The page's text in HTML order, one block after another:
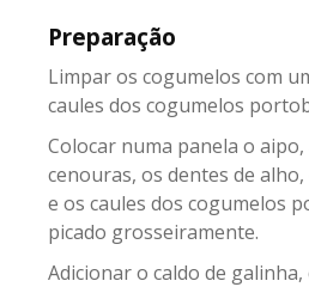
Preparação
Limpar os cogumelos com
caules dos cogumelos
Colocar numa panela o aipo,
cenouras, os dentes de
e os caules dos cogumelos
picado grosseiramente.
Adicionar o caldo de